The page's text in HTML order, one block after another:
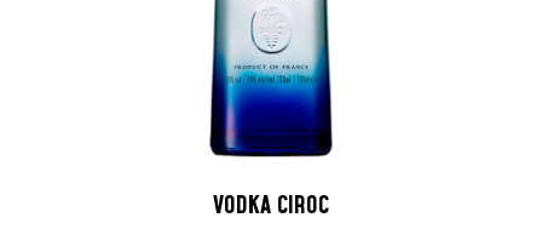
VODKA CIROC